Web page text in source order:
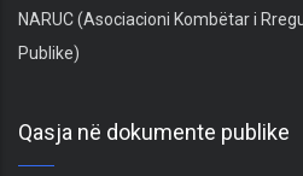
NARUC (Asociacioni Kombëtar i
Publike)
Qasja në dokumente publike